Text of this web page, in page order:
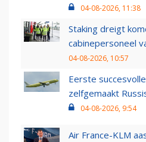
04-08-2026, 11:38
Staking dreigt
cabinepersoneel
04-08-2026, 10:57
Eerste
zelfgemaakt
04-08-2026, 9:54
Air France-KLM